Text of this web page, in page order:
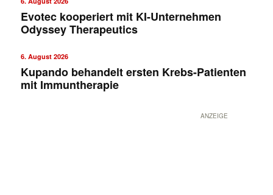
Evotec kooperiert mit KI-Unternehmen
Odyssey Therapeutics
6. August 2026
Kupando behandelt ersten Krebs-Patienten
mit Immuntherapie
ANZEIGE